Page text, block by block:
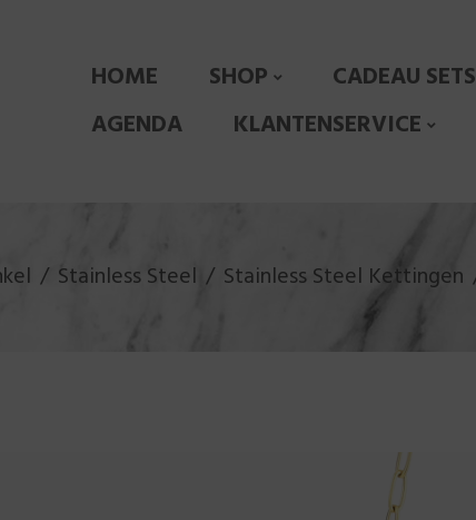
HOME SHOP CADEAU SETS
AGENDA
KLANTENSERVICE
Stainless Steel Stainless Steel Kettingen